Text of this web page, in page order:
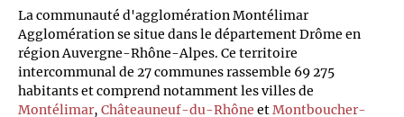
La communauté d'agglomération Montélimar
Agglomération se situe dans le département Drôme en
région Auvergne-Rhône-Alpes. Ce territoire
intercommunal de 27 communes rassemble 69 275
habitants et comprend notamment les villes de
Montélimar, Châteauneuf-du-Rhône etMontboucher-